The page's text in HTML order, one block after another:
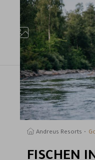
Andreus Resorts
FISCHEN